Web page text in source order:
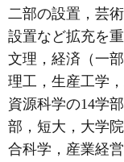
二部の設置，芸
設置など拡充を
文理，経済（一
理工，生産工学
資源科学の14学
部，短大，大学
合科学，産業経